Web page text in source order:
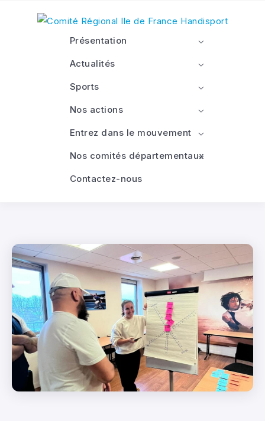
Présentation
Actualités
Sports
Nos actions
Entrez dans le mouvement
Nos comités départementaux
Contactez-nous